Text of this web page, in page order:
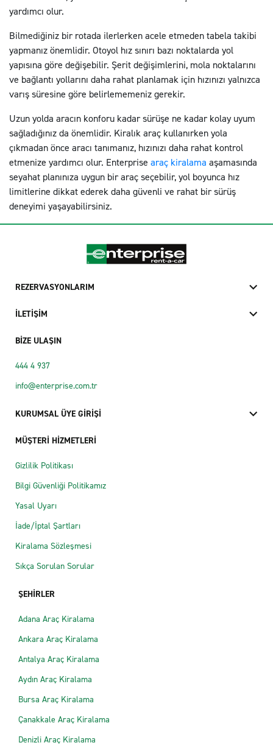
yardımcı olur.
Bilmediğiniz bir rotada ilerlerken acele etmeden tabela takibi
yapmanız önemlidir. Otoyol hız sınırı bazı noktalarda yol
yapısına göre değişebilir. Şerit değişimlerini, mola noktalarını
ve bağlantı yollarını daha rahat planlamak için hızınızı yalnızca
varış süresine göre belirlememeniz gerekir.
Uzun yolda aracın konforu kadar sürüşe ne kadar kolay uyum
sağladığınız da önemlidir. Kiralık araç kullanırken yola
çıkmadan önce aracı tanımanız, hızınızı daha rahat kontrol
etmenize yardımcı olur. Enterprise araç kiralama aşamasında
seyahat planınıza uygun bir araç seçebilir, yol boyunca hız
limitlerine dikkat ederek daha güvenli ve rahat bir sürüş
deneyimi yaşayabilirsiniz.
REZERVASYONLARIM
İLETİŞİM
BİZE ULAŞIN
444 4 937
info@enterprise.com.tr
KURUMSAL ÜYE GİRİŞİ
MÜŞTERİ HİZMETLERİ
Gizlilik Politikası
Bilgi Güvenliği Politikamız
Yasal Uyarı
İade/İptal Şartları
Kiralama Sözleşmesi
Sıkça Sorulan Sorular
ŞEHİRLER
Adana Araç Kiralama
Ankara Araç Kiralama
Antalya Araç Kiralama
Aydın Araç Kiralama
Bursa Araç Kiralama
Çanakkale Araç Kiralama
Denizli Araç Kiralama